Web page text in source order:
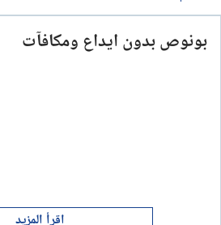
بونوص بدون ايداع ومكافآت
اقرأ المزيد